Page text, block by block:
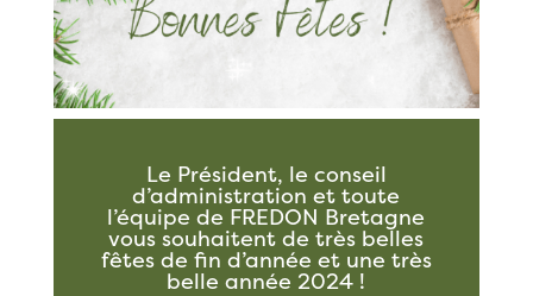
Le Président, le conseil
d’administration et toute
l’équipe de FREDON Bretagne
vous souhaitent de très belles
fêtes de fin d’année et une très
belle année 2024 !